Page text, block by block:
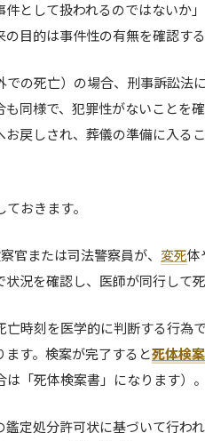
として扱われるのではないか
目的は事件性の有無を確認す
の死亡）の場合、刑事訴訟法
同様で、犯罪性がないことを
戻しされ、葬儀の準備に入るこ
おきます。
官または司法警察員が、 変死体
況を確認し、医師が同行して死
時刻を医学的に判断する行為
す。検案が完了すると死体検
「死体検案書」になります）。
定処分許可状に基づいて行わ